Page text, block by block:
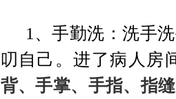
1、手勤洗：洗手
叨自己。进了病人房
背、手掌、手指、指